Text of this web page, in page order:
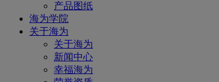
产品图纸
海为学院
关于海为
关于海为
新闻中心
幸福海为